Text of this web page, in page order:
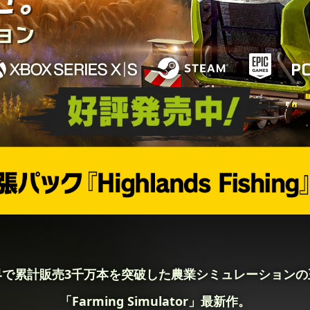
累計販売3千万本を突破した農業シミュレーション
「Farming Simulator」最新作。